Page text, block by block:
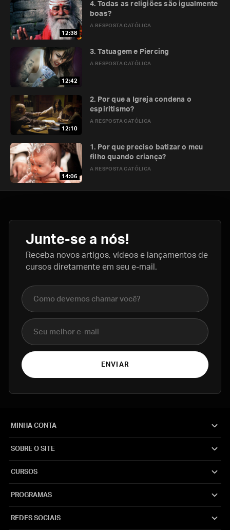
12:38
A RESPOSTA CATÓLICA
4. Todas as religiões são igualmente
boas?
12:42
A RESPOSTA CATÓLICA
3. Tatuagem e Piercing
12:10
A RESPOSTA CATÓLICA
2. Por que a Igreja condena o
espiritismo?
14:06
A RESPOSTA CATÓLICA
1. Por que preciso batizar o meu
filho quando criança?
Junte-se a nós!
Receba novos artigos, vídeos e lançamentos de
cursos diretamente em seu e-mail.
Nome completo
E-mail
ENVIAR
MINHA CONTA
SOBRE O SITE
CURSOS
PROGRAMAS
REDES SOCIAIS